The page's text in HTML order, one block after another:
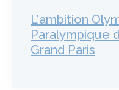
L'ambition
Paralympique
Grand Paris